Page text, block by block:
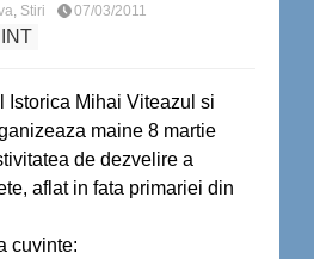
, Stiri 07/03/2011
Mihai Viteazul si
maine 8 martie
de dezvelire a
aflat in fata primariei din
cuvinte: